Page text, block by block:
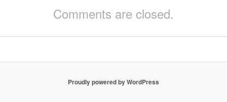
Comments are closed.
Proudly powered by WordPress